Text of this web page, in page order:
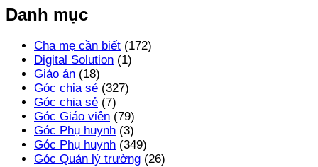
Danh mục
Cha mẹ cần biết (172)
Digital Solution (1)
Giáo án (18)
Góc chia sẻ (327)
Góc chia sẻ (7)
Góc Giáo viên (79)
Góc Phụ huynh (3)
Góc Phụ huynh (349)
Góc Quản lý trường (26)